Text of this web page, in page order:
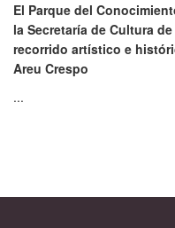
El Parque del
la Secretaría de Cultura
recorrido artístico e
Areu Crespo
...